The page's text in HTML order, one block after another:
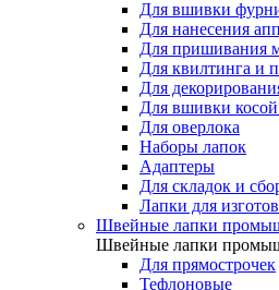
Для вшивки
Для нанесения
Для пришивания
Для квилтинга и
Для
Для вшивки
Для оверлока
Наборы лапок
Адаптеры
Для складок и
Лапки для
Швейные лапки
Швейные лапки
Для прямострочек
Тефлоновые